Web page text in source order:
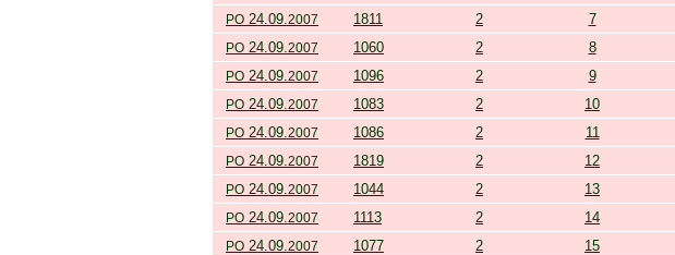
PO 24.09.2007 1811 2 7
PO 24.09.2007 1060 2 8
PO 24.09.2007 1096 2 9
PO 24.09.2007 1083 2 10
PO 24.09.2007 1086 2 11
PO 24.09.2007 1819 2 12
PO 24.09.2007 1044 2 13
PO 24.09.2007 1113 2 14
PO 24.09.2007 1077 2 15